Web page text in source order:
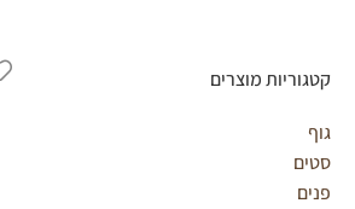
קטגוריות מוצרים
גוף
סטים
פנים